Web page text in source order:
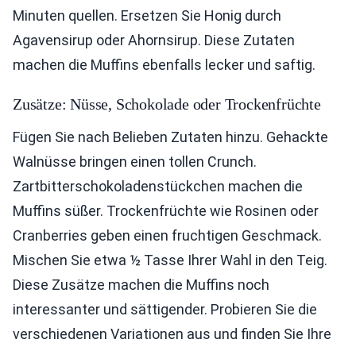
Minuten quellen. Ersetzen Sie Honig durch
Agavensirup oder Ahornsirup. Diese Zutaten
machen die Muffins ebenfalls lecker und saftig.
Zusätze: Nüsse, Schokolade oder Trockenfrüchte
Fügen Sie nach Belieben Zutaten hinzu. Gehackte
Walnüsse bringen einen tollen Crunch.
Zartbitterschokoladenstückchen machen die
Muffins süßer. Trockenfrüchte wie Rosinen oder
Cranberries geben einen fruchtigen Geschmack.
Mischen Sie etwa ½ Tasse Ihrer Wahl in den Teig.
Diese Zusätze machen die Muffins noch
interessanter und sättigender. Probieren Sie die
verschiedenen Variationen aus und finden Sie Ihre